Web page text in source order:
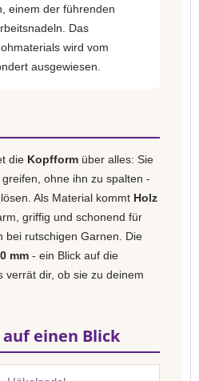
einem der führenden
Das
wird vom
ausgewiesen.
die Kopfform über alles: Sie
ohne ihn zu spalten -
Als Material kommt Holz
griffig und schonend für
bei rutschigen Garnen. Die
mm - ein Blick auf die
verrät dir, ob sie zu deinem
einen Blick